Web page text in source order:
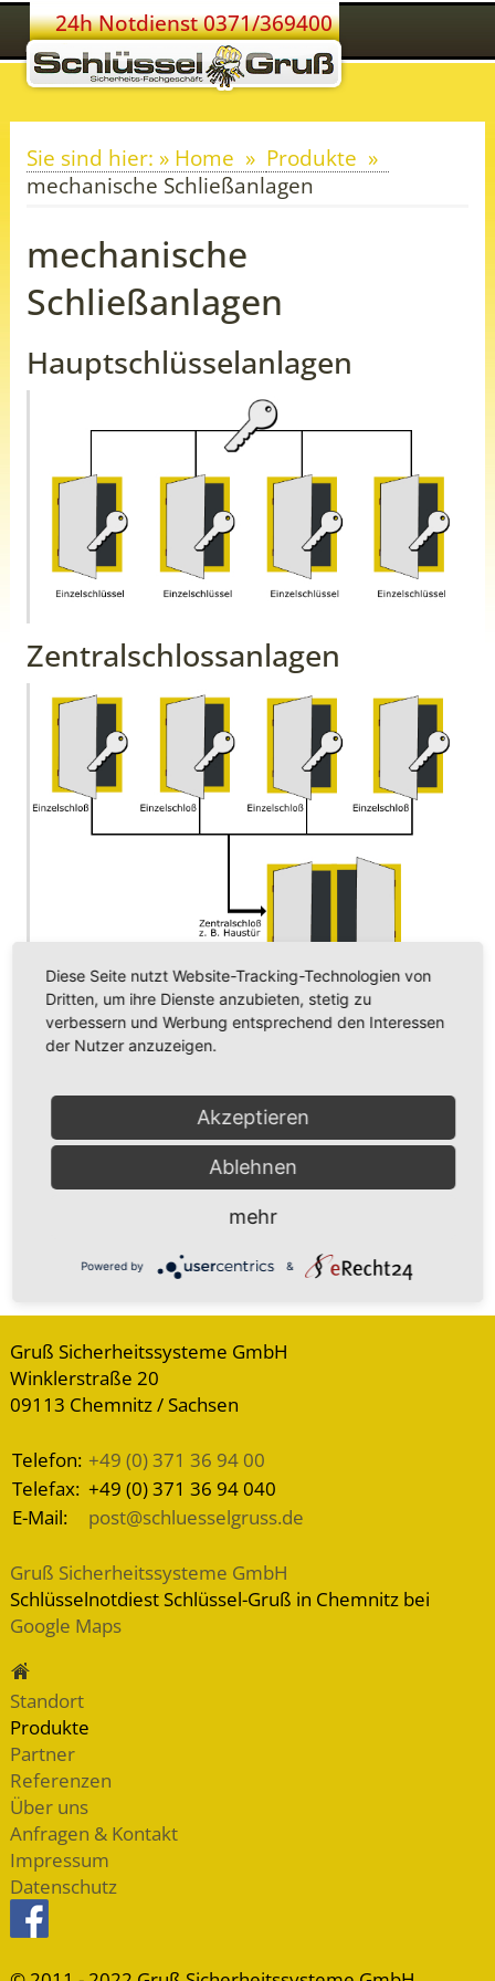
24h Notdienst 0371/369400
Sie sind hier: » Home
Produkte
mechanische Schließanlagen
mechanische
Schließanlagen
Hauptschlüsselanlagen
Zentralschlossanlagen
Generalhauptschlüsselanlagen
Gruß Sicherheitssysteme GmbH
Winklerstraße 20
09113 Chemnitz / Sachsen
Telefon: +49 (0) 371 36 94 00
Telefax: +49 (0) 371 36 94 040
E-Mail:
post@schluesselgruss.de
Gruß Sicherheitssysteme GmbH
Schlüsselnotdiest Schlüssel-Gruß in Chemnitz bei
Google Maps
Standort
Produkte
Partner
Referenzen
Über uns
Anfragen & Kontakt
Impressum
Datenschutz
Diese Seite nutzt Website-Tracking-Technologien von
Dritten, um ihre Dienste anzubieten, stetig zu
verbessern und Werbung entsprechend den Interessen
der Nutzer anzuzeigen.
Akzeptieren
Ablehnen
mehr
Powered by &